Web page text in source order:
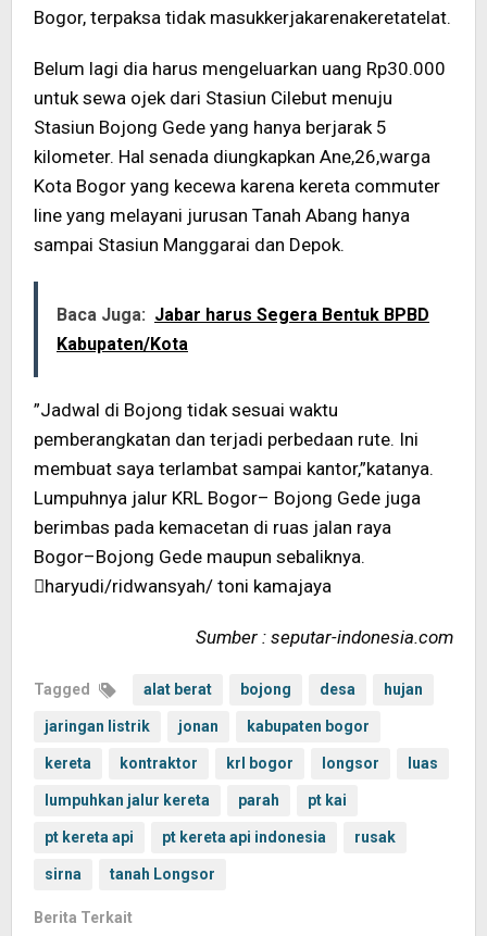
Bogor, terpaksa tidak masukkerjakarenakeretatelat.
Belum lagi dia harus mengeluarkan uang Rp30.000
untuk sewa ojek dari Stasiun Cilebut menuju
Stasiun Bojong Gede yang hanya berjarak 5
kilometer. Hal senada diungkapkan Ane,26,warga
Kota Bogor yang kecewa karena kereta commuter
line yang melayani jurusan Tanah Abang hanya
sampai Stasiun Manggarai dan Depok.
Baca Juga: Jabar harus Segera Bentuk BPBD
Kabupaten/Kota
”Jadwal di Bojong tidak sesuai waktu
pemberangkatan dan terjadi perbedaan rute. Ini
membuat saya terlambat sampai kantor,”katanya.
Lumpuhnya jalur KRL Bogor– Bojong Gede juga
berimbas pada kemacetan di ruas jalan raya
Bogor–Bojong Gede maupun sebaliknya.
haryudi/ridwansyah/ toni kamajaya
Sumber : seputar-indonesia.com
Tagged alat berat bojong desa hujan
jaringan listrik jonan kabupaten bogor
kereta kontraktor krl bogor longsor luas
lumpuhkan jalur kereta parah pt kai
pt kereta api pt kereta api indonesia rusak
sirna tanah Longsor
Berita Terkait